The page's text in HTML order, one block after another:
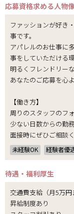
応募資格求める人物
ファッションが好き
事です。
アパレルのお仕事に
事をしていただける環
明るくフレンドリー
あなたのご応募を心
【働き方】
周りのスタッフのフ
少ない日数からの勤
面接時にぜひご相談
未経験OK 経験者優
待遇・福利厚生
交通費支給（月5万円
昇給制度あり